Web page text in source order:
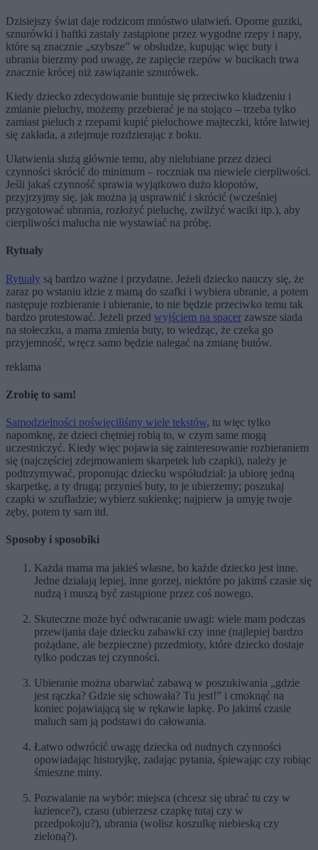
Dzisiejszy świat daje rodzicom mnóstwo ułatwień. Oporne guziki,
sznurówki i haftki zastały zastąpione przez wygodne rzepy i napy,
które są znacznie „szybsze” w obsłudze, kupując więc buty i
ubrania bierzmy pod uwagę, że zapięcie rzepów w bucikach trwa
znacznie krócej niż zawiązanie sznurówek.
Kiedy dziecko zdecydowanie buntuje się przeciwko kładzeniu i
zmianie pieluchy, możemy przebierać je na stojąco – trzeba tylko
zamiast pieluch z rzepami kupić pieluchowe majteczki, które łatwiej
się zakłada, a zdejmuje rozdzierając z boku.
Ułatwienia służą głównie temu, aby nielubiane przez dzieci
czynności skrócić do minimum – roczniak ma niewiele cierpliwości.
Jeśli jakaś czynność sprawia wyjątkowo dużo kłopotów,
przyjrzyjmy się, jak można ją usprawnić i skrócić (wcześniej
przygotować ubrania, rozłożyć pieluchę, zwilżyć waciki itp.), aby
cierpliwości malucha nie wystawiać na próbę.
Rytuały
Rytuały są bardzo ważne i przydatne. Jeżeli dziecko nauczy się, że
zaraz po wstaniu idzie z mamą do szafki i wybiera ubranie, a potem
następuje rozbieranie i ubieranie, to nie będzie przeciwko temu tak
bardzo protestować. Jeżeli przed wyjściem na spacer zawsze siada
na stołeczku, a mama zmienia buty, to wiedząc, że czeka go
przyjemność, wręcz samo będzie nalegać na zmianę butów.
reklama
Zrobię to sam!
Samodzielności poświęciliśmy wiele tekstów, tu więc tylko
napomknę, że dzieci chętniej robią to, w czym same mogą
uczestniczyć. Kiedy więc pojawia się zainteresowanie rozbieraniem
się (najczęściej zdejmowaniem skarpetek lub czapki), należy je
podtrzymywać, proponując dziecku współudział: ja ubiorę jedną
skarpetkę, a ty drugą; przynieś buty, to je ubierzemy; poszukaj
czapki w szufladzie; wybierz sukienkę; najpierw ja umyję twoje
zęby, potem ty sam itd.
Sposoby i sposobiki
Każda mama ma jakieś własne, bo każde dziecko jest inne.
Jedne działają lepiej, inne gorzej, niektóre po jakimś czasie się
nudzą i muszą być zastąpione przez coś nowego.
Skuteczne może być odwracanie uwagi: wiele mam podczas
przewijania daje dziecku zabawki czy inne (najlepiej bardzo
pożądane, ale bezpieczne) przedmioty, które dziecko dostaje
tylko podczas tej czynności.
Ubieranie można ubarwiać zabawą w poszukiwania „gdzie
jest rączka? Gdzie się schowała? Tu jest!” i cmoknąć na
koniec pojawiającą się w rękawie łapkę. Po jakimś czasie
maluch sam ją podstawi do całowania.
Łatwo odwrócić uwagę dziecka od nudnych czynności
opowiadając historyjkę, zadając pytania, śpiewając czy robiąc
śmieszne miny.
Pozwalanie na wybór: miejsca (chcesz się ubrać tu czy w
łazience?), czasu (ubierzesz czapkę tutaj czy w
przedpokoju?), ubrania (wolisz koszulkę niebieską czy
zieloną?).